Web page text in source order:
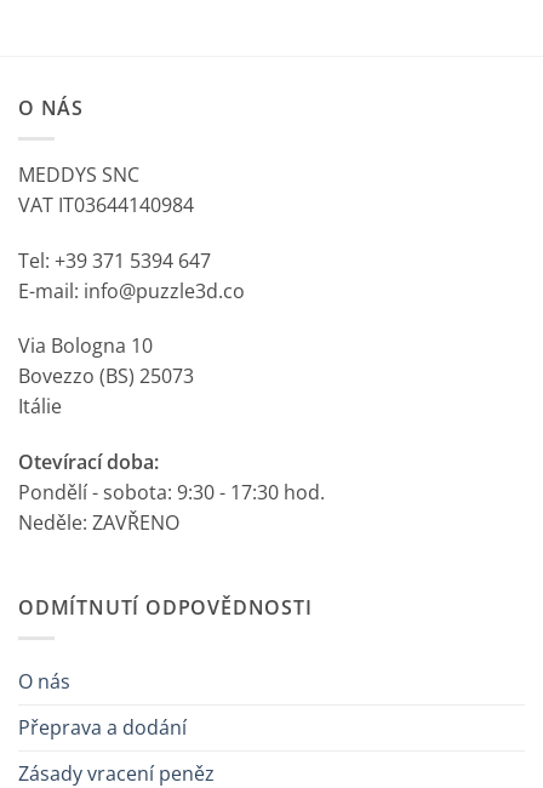
O NÁS
MEDDYS SNC
VAT IT03644140984
Tel: +39 371 5394 647
E-mail: info@puzzle3d.co
Via Bologna 10
Bovezzo (BS) 25073
Itálie
Otevírací doba:
Pondělí - sobota: 9:30 - 17:30 hod.
Neděle: ZAVŘENO
ODMÍTNUTÍ ODPOVĚDNOSTI
O nás
Přeprava a dodání
Zásady vracení peněz